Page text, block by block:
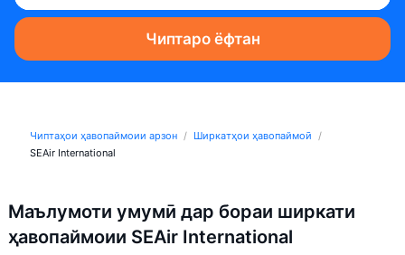
Чиптаро ёфтан
Чиптаҳои ҳавопаймоии арзон
Ширкатҳои ҳавопаймоӣ
SEAir International
Маълумоти умумӣ дар бораи ширкати
ҳавопаймоии SEAir International